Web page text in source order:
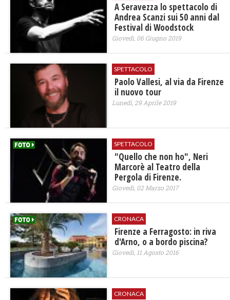
A Seravezza lo spettacolo di
Andrea Scanzi sui 50 anni dal
Festival di Woodstock
Giovedì, 06 Giugno 2019
SPETTACOLO
Paolo Vallesi, al via da Firenze
il nuovo tour
Lunedì, 29 Aprile 2019
SPETTACOLO
"Quello che non ho", Neri
Marcorè al Teatro della
Pergola di Firenze.
Giovedì, 02 Marzo 2017
CRONACA
Firenze a Ferragosto: in riva
d'Arno, o a bordo piscina?
Giovedì, 11 Agosto 2016
CRONACA